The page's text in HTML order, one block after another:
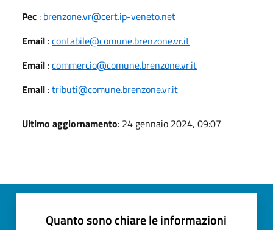
Pec : brenzone.vr@cert.ip-veneto.net
Email :contabile@comune.brenzone.vr.it
Email :commercio@comune.brenzone.vr.it
Email :tributi@comune.brenzone.vr.it
Ultimo aggiornamento: 24 gennaio 2024, 09:07
Quanto sono chiare le informazioni